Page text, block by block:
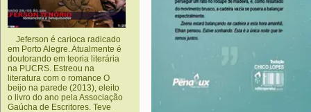
Jeferson é carioca radicado
em Porto Alegre. Atualmente é
doutorando em teoria literária
na PUCRS. Estreou na
literatura com o romance O
beijo na parede (2013), eleito
o livro do ano pela Associação
Gaúcha de Escritores. Teve